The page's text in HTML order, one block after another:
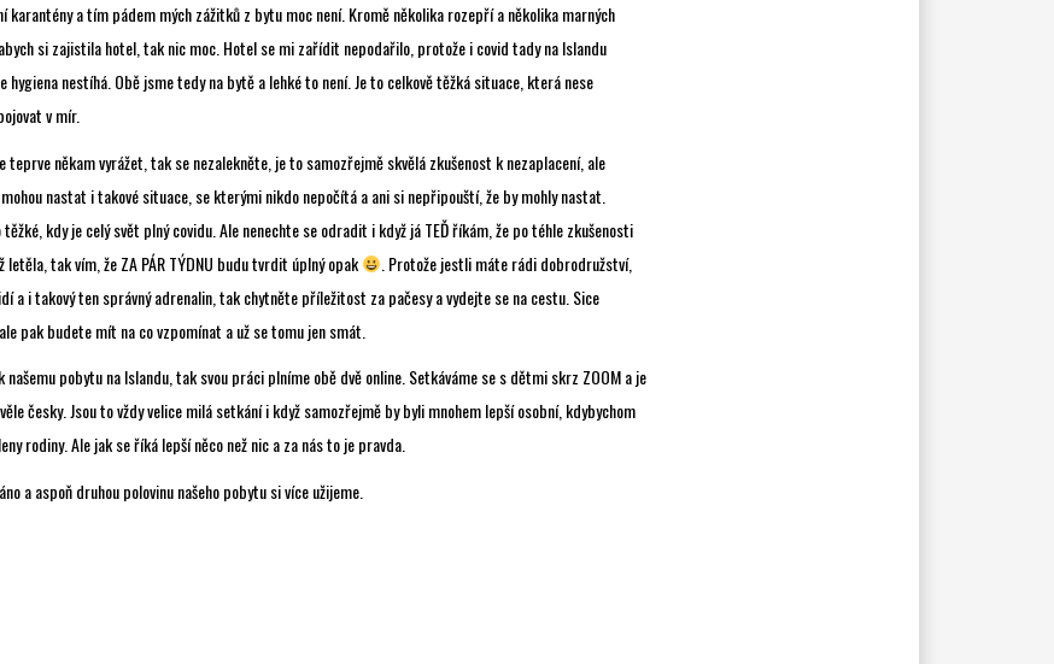
karantény a tím pádem mých zážitků z bytu moc není. Kromě několika rozepří a několika marných
si zajistila hotel, tak nic moc. Hotel se mi zařídit nepodařilo, protože i covid tady na Islandu
hygiena nestíhá. Obě jsme tedy na bytě a lehké to není. Je to celkově těžká situace, která nese
v mír.
někam vyrážet, tak se nezalekněte, je to samozřejmě skvělá zkušenost k nezaplacení, ale
nastat i takové situace, se kterými nikdo nepočítá a ani si nepřipouští, že by mohly nastat.
kdy je celý svět plný covidu. Ale nenechte se odradit i když já TEĎ říkám, že po téhle zkušenosti
letěla, tak vím, že ZA PÁR TÝDNU budu tvrdit úplný opak
. Protože jestli máte rádi dobrodružství,
a i takový ten správný adrenalin, tak chytněte příležitost za pačesy a vydejte se na cestu. Sice
pak budete mít na co vzpomínat a už se tomu jen smát.
pobytu na Islandu, tak svou práci plníme obě dvě online. Setkáváme se s dětmi skrz ZOOM a je
česky. Jsou to vždy velice milá setkání i když samozřejmě by byli mnohem lepší osobní, kdybychom
rodiny. Ale jak se říká lepší něco než nic a za nás to je pravda.
a aspoň druhou polovinu našeho pobytu si více užijeme.